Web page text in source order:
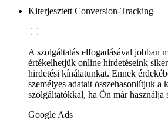
Kiterjesztett Conversion-Tracking
A szolgáltatás elfogadásával jobban
értékelhetjük online hirdetéseink
hirdetési kínálatunkat. Ennek
személyes adatait összehasonlítjuk a
szolgáltatókkal, ha Ön már használja
Google Ads